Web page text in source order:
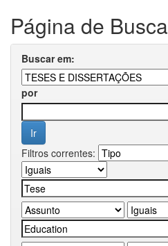
Página de Busca
Buscar em:
por
Filtros correntes: